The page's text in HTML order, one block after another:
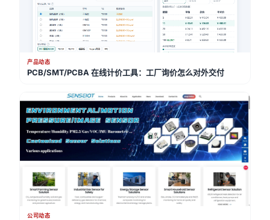
产品动态
PCB/SMT/PCBA 在线计价工具：工厂询价怎么对外交付
公司动态